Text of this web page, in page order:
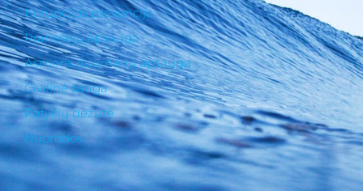
Korupcijos prevencija
Pranešėjų apsauga
Asmens duomenų apsauga
Civilinė sauga
Patyčių dėžutė
Nuorodos